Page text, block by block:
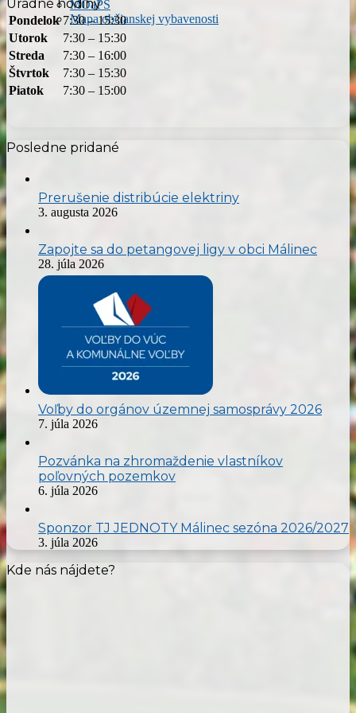
MOaPS
Mapa občianskej vybavenosti
Úradné hodiny
Pondelok 7:30 – 15:30
Utorok
7:30 – 15:30
Streda
7:30 – 16:00
Štvrtok
7:30 – 15:30
Piatok
7:30 – 15:00
Posledne pridané
Prerušenie distribúcie elektriny
3. augusta 2026
Zapojte sa do petangovej ligy v obci Málinec
28. júla 2026
Voľby do orgánov územnej samosprávy 2026
7. júla 2026
Pozvánka na zhromaždenie vlastníkov
poľovných pozemkov
6. júla 2026
Sponzor TJ JEDNOTY Málinec sezóna 2026/2027
3. júla 2026
Kde nás nájdete?